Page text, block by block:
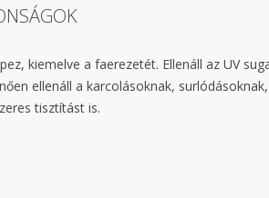
kiemelve a faerezetét. Ellenáll az UV
ellenáll a karcolásoknak,
tisztítást is.